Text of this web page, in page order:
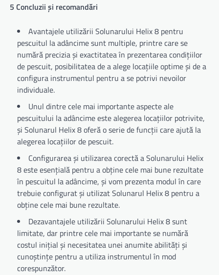
5 Concluzii și recomandări
Avantajele utilizării Solunarului Helix 8 pentru
pescuitul la adâncime sunt multiple, printre care se
numără precizia și exactitatea în prezentarea condițiilor
de pescuit, posibilitatea de a alege locațiile optime și de a
configura instrumentul pentru a se potrivi nevoilor
individuale.
Unul dintre cele mai importante aspecte ale
pescuitului la adâncime este alegerea locațiilor potrivite,
și Solunarul Helix 8 oferă o serie de funcții care ajută la
alegerea locațiilor de pescuit.
Configurarea și utilizarea corectă a Solunarului Helix
8 este esențială pentru a obține cele mai bune rezultate
în pescuitul la adâncime, și vom prezenta modul în care
trebuie configurat și utilizat Solunarul Helix 8 pentru a
obține cele mai bune rezultate.
Dezavantajele utilizării Solunarului Helix 8 sunt
limitate, dar printre cele mai importante se numără
costul inițial și necesitatea unei anumite abilități și
cunoștințe pentru a utiliza instrumentul în mod
corespunzător.